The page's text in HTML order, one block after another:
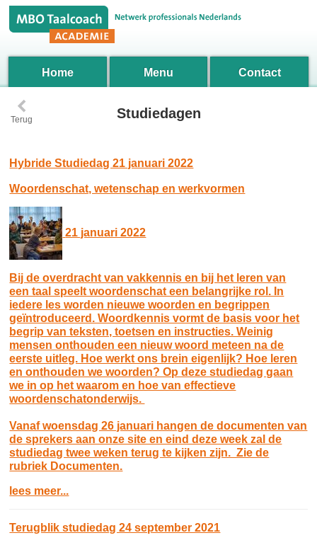
Home Menu Contact
‹
Terug Studiedagen
Hybride Studiedag 21 januari 2022
Woordenschat, wetenschap en werkvormen
21 januari 2022
Bij de overdracht van vakkennis en bij het leren van
een taal speelt woordenschat een belangrijke rol. In
iedere les worden nieuwe woorden en begrippen
geïntroduceerd. Woordkennis vormt de basis voor het
begrip van teksten, toetsen en instructies. Weinig
mensen onthouden een nieuw woord meteen na de
eerste uitleg. Hoe werkt ons brein eigenlijk? Hoe leren
en onthouden we woorden? Op deze studiedag gaan
we in op het waarom en hoe van effectieve
woordenschatonderwijs.
Vanaf woensdag 26 januari hangen de documenten van
de sprekers aan onze site en eind deze week zal de
studiedag twee weken terug te kijken zijn. Zie de
rubriek Documenten.
lees meer...
Terugblik studiedag 24 september 2021